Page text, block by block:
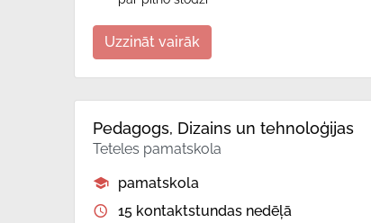
Uzzināt vairāk
Pedagogs, Dizains un tehnoloģijas
Teteles pamatskola
pamatskola
15 kontaktstundas nedēļā